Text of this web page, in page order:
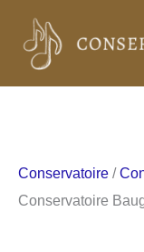
contenu
Conservatoire /
Conservatoire